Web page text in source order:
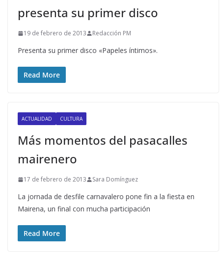
presenta su primer disco
19 de febrero de 2013 Redacción PM
Presenta su primer disco «Papeles íntimos».
Read More
ACTUALIDAD CULTURA
Más momentos del pasacalles
mairenero
17 de febrero de 2013 Sara Domínguez
La jornada de desfile carnavalero pone fin a la fiesta en
Mairena, un final con mucha participación
Read More